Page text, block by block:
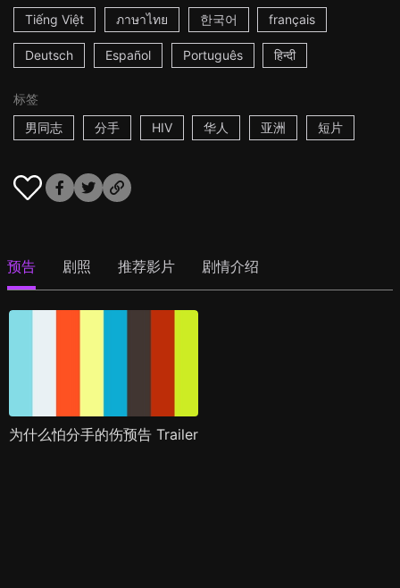
Tiếng Việt ภาษาไทย 한국어 français
Deutsch Español Português हिन्दी
标签
男同志
分手 HIV 华人 亚洲 短片
预告 剧照 推荐影片 剧情介绍
为什么怕分手的伤预告 Trailer